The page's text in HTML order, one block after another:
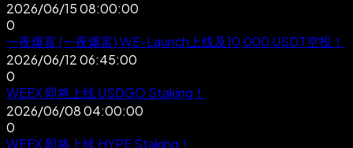
2026/06/15 08:00:00
0
一夜爆富 (一夜爆富) WE-Launch上线及10,000 USDT空投！
2026/06/12 06:45:00
0
WEEX 即将上线 USDGO Staking！
2026/06/08 04:00:00
0
WEEX 即将上线 HYPE Staking！